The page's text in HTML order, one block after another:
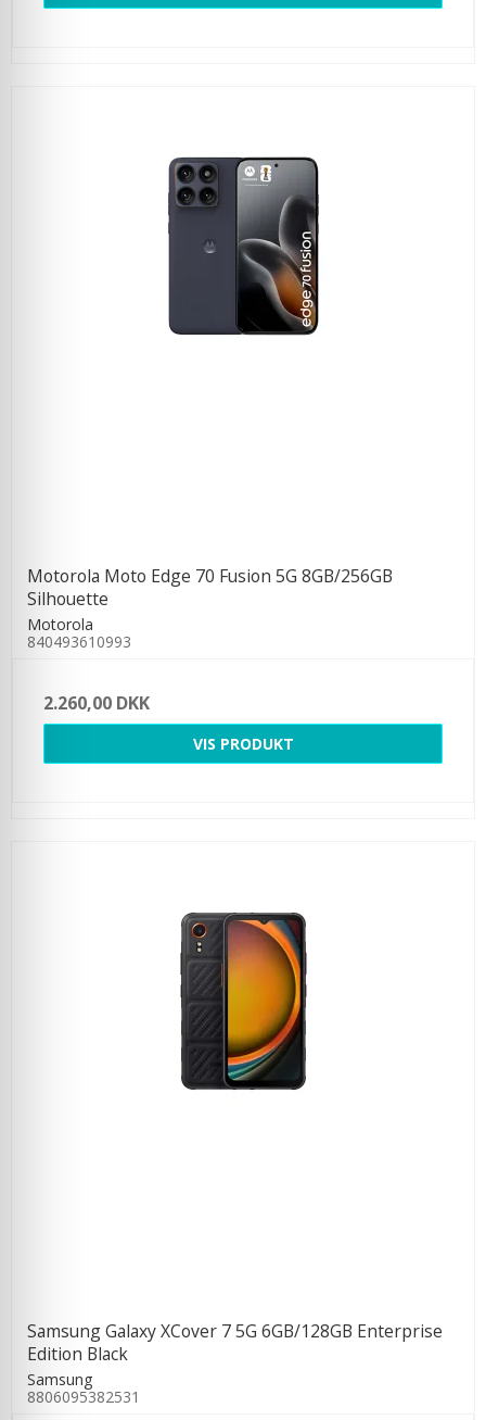
Motorola Moto Edge 70 Fusion 5G 8GB/256GB
Silhouette
Motorola
840493610993
2.260,00 DKK
VIS PRODUKT
Samsung Galaxy XCover 7 5G 6GB/128GB Enterprise
Edition Black
Samsung
8806095382531